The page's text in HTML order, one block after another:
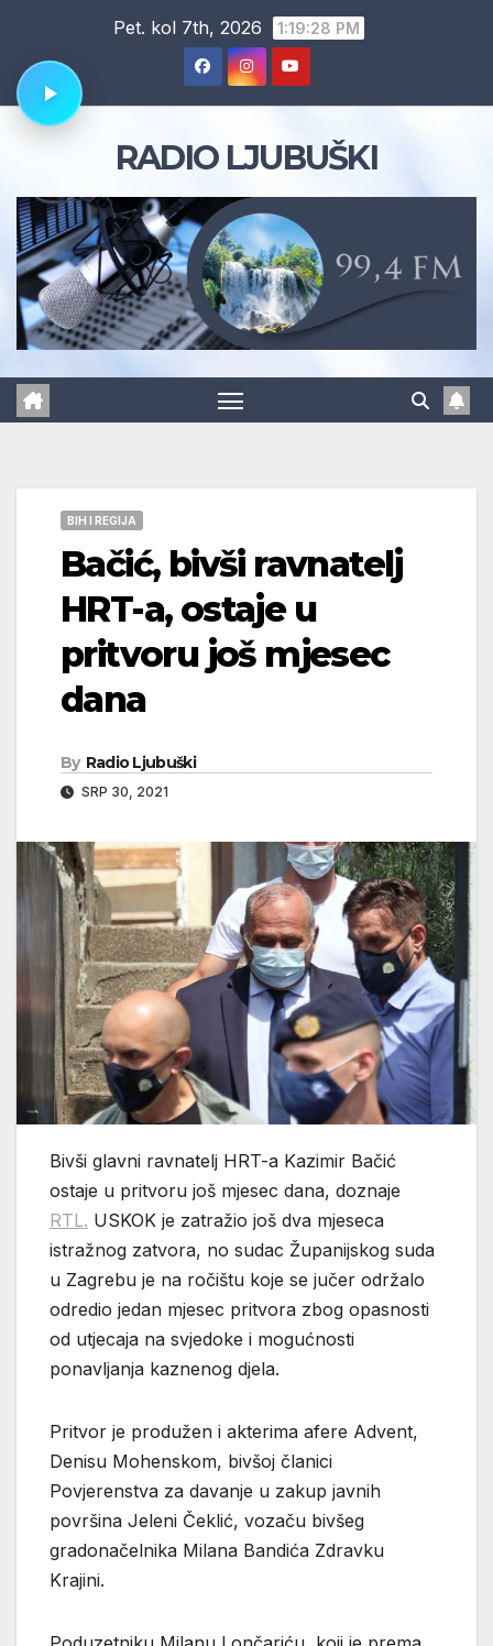
content
Pet. kol 7th, 2026 1:19:29 PM
RADIO LJUBUŠKI
BIH I REGIJA
Bačić, bivši ravnatelj
HRT-a, ostaje u
pritvoru još mjesec
dana
By Radio Ljubuški
SRP 30, 2021
Bivši glavni ravnatelj HRT-a Kazimir Bačić
ostaje u pritvoru još mjesec dana, doznaje
RTL. USKOK je zatražio još dva mjeseca
istražnog zatvora, no sudac Županijskog suda
u Zagrebu je na ročištu koje se jučer održalo
odredio jedan mjesec pritvora zbog opasnosti
od utjecaja na svjedoke i mogućnosti
ponavljanja kaznenog djela.
Pritvor je produžen i akterima afere Advent,
Denisu Mohenskom, bivšoj članici
Povjerenstva za davanje u zakup javnih
površina Jeleni Čeklić, vozaču bivšeg
gradonačelnika Milana Bandića Zdravku
Krajini.